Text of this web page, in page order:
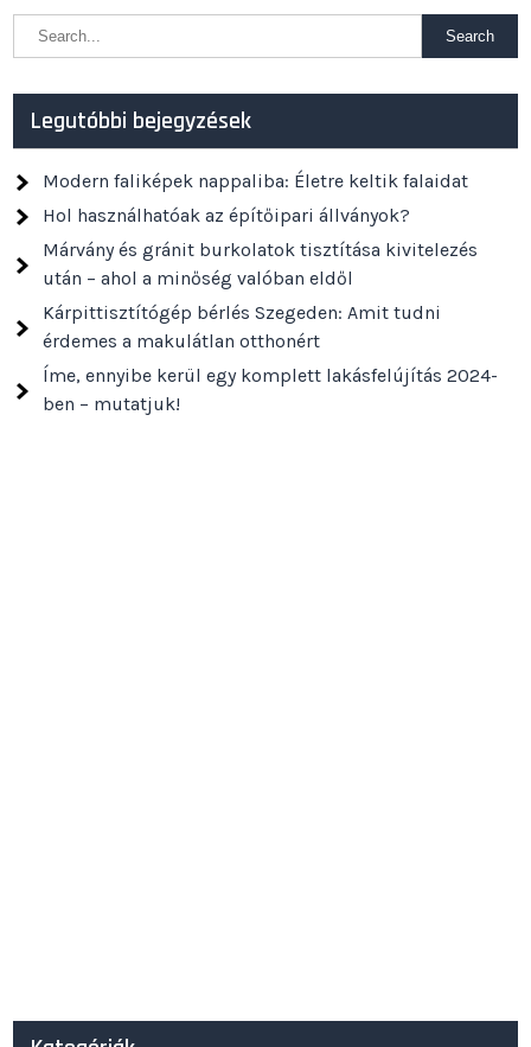
Legutóbbi bejegyzések
Modern faliképek nappaliba: Életre keltik falaidat
Hol használhatóak az építőipari állványok?
Márvány és gránit burkolatok tisztítása kivitelezés
után – ahol a minőség valóban eldől
Kárpittisztítógép bérlés Szegeden: Amit tudni
érdemes a makulátlan otthonért
Íme, ennyibe kerül egy komplett lakásfelújítás 2024-
ben – mutatjuk!